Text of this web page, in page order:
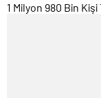
1 Milyon 980 Bin Kişi